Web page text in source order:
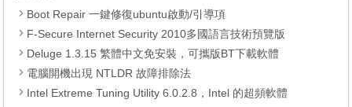
Boot Repair 一鍵修復ubuntu啟動/引導項
F-Secure Internet Security 2010多國語言技術預覽版
Deluge 1.3.15 繁體中文免安裝，可攜版BT下載軟體
電腦開機出現 NTLDR 故障排除法
Intel Extreme Tuning Utility 6.0.2.8，Intel 的超頻軟體